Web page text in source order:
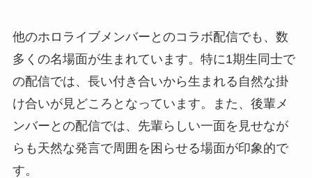
他のホロライブメンバーとのコラボ配信でも、数
多くの名場面が生まれています。特に1期生同士で
の配信では、長い付き合いから生まれる自然な掛
け合いが見どころとなっています。また、後輩メ
ンバーとの配信では、先輩らしい一面を見せなが
らも天然な発言で周囲を困らせる場面が印象的で
す。